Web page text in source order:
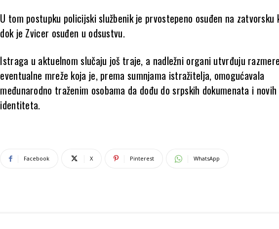
U tom postupku policijski službenik je prvostepeno osuđen na zatvorsku
dok je Zvicer osuđen u odsustvu.
Istraga u aktuelnom slučaju još traje, a nadležni organi utvrđuju razmere
eventualne mreže koja je, prema sumnjama istražitelja, omogućavala
međunarodno traženim osobama da dođu do srpskih dokumenata i novih
identiteta.
Facebook X Pinterest WhatsApp